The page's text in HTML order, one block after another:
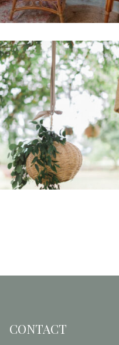
Suspension Rotin
« Jamah » (petite)
5,30€
CONTACT